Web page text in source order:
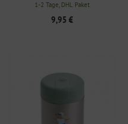
1-2 Tage, DHL Paket
9,95 €